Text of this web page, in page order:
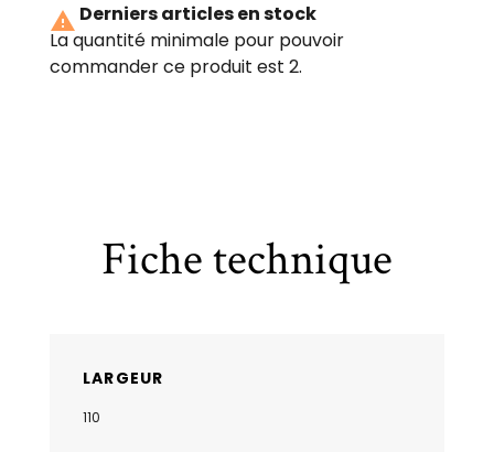
 Derniers articles en stock
La quantité minimale pour pouvoir
commander ce produit est 2.
Fiche technique
LARGEUR
110